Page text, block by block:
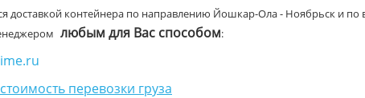
доставкой контейнера по направлению Йошкар-Ола - Ноябрьск и
любым для Вас способом:
перевозки груза